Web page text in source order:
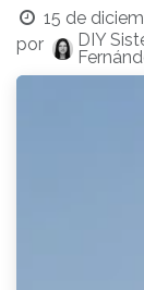
15 de
por
DIY